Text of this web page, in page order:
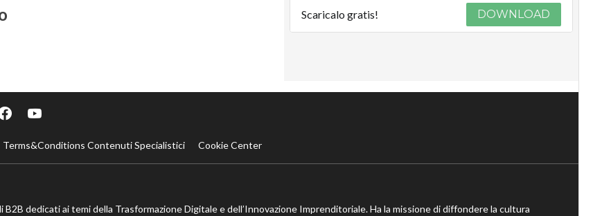
Scaricalo gratis! DOWNLOAD
Terms&Conditions Contenuti Specialistici Cookie Center
dedicati ai temi della Trasformazione Digitale e dell’Innovazione Imprenditoriale. Ha la missione di diffondere la cultura